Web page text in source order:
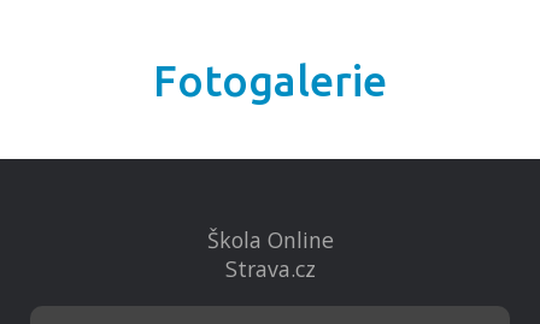
Fotogalerie
Škola Online
Strava.cz